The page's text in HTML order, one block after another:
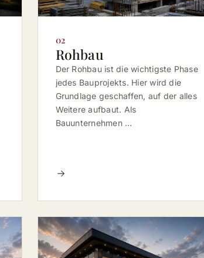
02
Rohbau
Der Rohbau ist die wichtigste Phase
jedes Bauprojekts. Hier wird die
Grundlage geschaffen, auf der alles
Weitere aufbaut. Als
Bauunternehmen …